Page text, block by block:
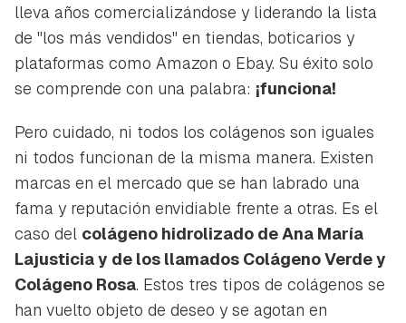
lleva años comercializándose y liderando la lista
de "los más vendidos" en tiendas, boticarios y
plataformas como Amazon o Ebay. Su éxito solo
se comprende con una palabra: ¡funciona!
Pero cuidado, ni todos los colágenos son iguales
ni todos funcionan de la misma manera. Existen
marcas en el mercado que se han labrado una
fama y reputación envidiable frente a otras. Es el
caso del colágeno hidrolizado de Ana María
Lajusticia y de los llamados Colágeno Verde y
Colágeno Rosa. Estos tres tipos de colágenos se
han vuelto objeto de deseo y se agotan en